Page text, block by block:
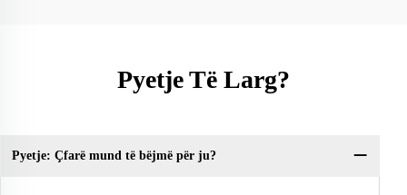
Pyetje Të Larg?
Pyetje: Çfarë mund të bëjmë për ju?